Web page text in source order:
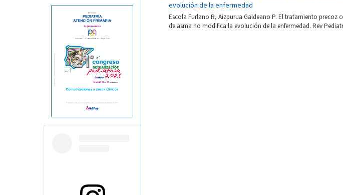
evolución de la enfermedad
Escola Furlano R, Aizpurua Galdeano P. El tratamiento
de asma no modifica la evolución de la enfermedad. Rev Pediatr